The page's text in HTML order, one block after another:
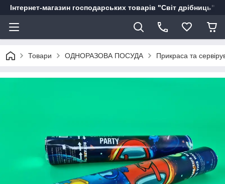
Інтернет-магазин господарських товарів "Світ дрібниць"
Товари ОДНОРАЗОВА ПОСУДА Прикраса та